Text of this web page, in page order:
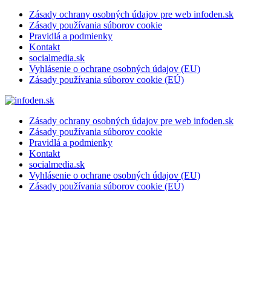
Zásady ochrany osobných údajov pre web infoden.sk
Zásady používania súborov cookie
Pravidlá a podmienky
Kontakt
socialmedia.sk
Vyhlásenie o ochrane osobných údajov (EU)
Zásady používania súborov cookie (EÚ)
Zásady ochrany osobných údajov pre web infoden.sk
Zásady používania súborov cookie
Pravidlá a podmienky
Kontakt
socialmedia.sk
Vyhlásenie o ochrane osobných údajov (EU)
Zásady používania súborov cookie (EÚ)